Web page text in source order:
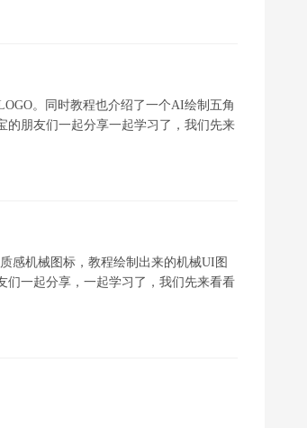
。同时教程也介绍了一个AI绘制五角
的朋友们一起分享一起学习了，我们先来
感机械图标，教程绘制出来的机械UI图
们一起分享，一起学习了，我们先来看看